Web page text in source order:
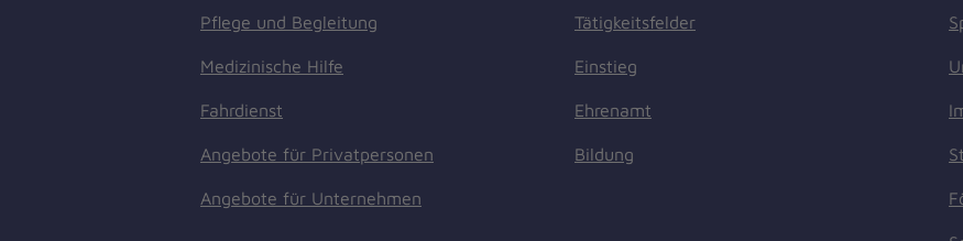
Pflege und Begleitung
Medizinische Hilfe
Fahrdienst
Angebote für Privatpersonen
Angebote für Unternehmen
Tätigkeitsfelder
Einstieg
Ehrenamt
Bildung